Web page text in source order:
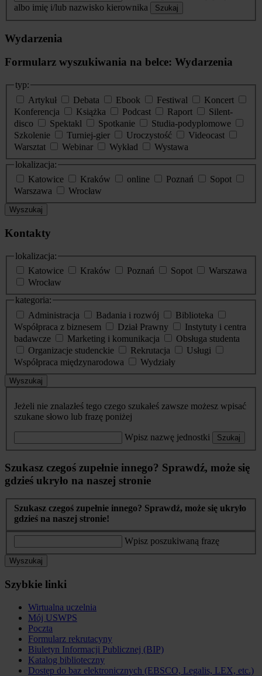
albo imię i/lub nazwisko kierownika
Szukaj
Wydarzenia
Formularz wyszukiwania na belce: Wydarzenia
typ:
Artykuł
Debata Ebook Festiwal
Koncert
Konferencja
Książka Podcast Raport
Silent-
disco
Spektakl Spotkanie
Studia-podyplomowe
Szkolenie
Turniej-gier Uroczystość
Videocast
Warsztat
Webinar Wykład
Wystawa
lokalizacja:
Katowice
Kraków online Poznań
Sopot
Warszawa
Wrocław
Wyszukaj
Kontakty
lokalizacja:
Katowice
Kraków Poznań Sopot
Warszawa
Wrocław
kategoria:
Administracja
Badania i rozwój
Biblioteka
Współpraca z biznesem
Dział Prawny
Instytuty i centra
badawcze
Marketing i komunikacja
Obsługa studenta
Organizacje studenckie
Rekrutacja
Usługi
Współpraca międzynarodowa
Wydziały
Wyszukaj
Jeżeli nie znalazłeś tego czego szukałeś zawsze możesz wpisać
szukane słowo lub frazę poniżej
Wpisz nazwę jednostki Szukaj
Szukasz czegoś zupełnie innego? Sprawdź, może się
gdzieś ukryło na naszej stronie
Szukasz czegoś zupełnie innego? Sprawdź, może się ukryło
gdzieś na naszej stronie!
Wpisz poszukiwaną frazę
Wyszukaj
Szybkie linki
Wirtualna uczelnia
Mój USWPS
Poczta
Formularz rekrutacyny
Biuletyn Informacji Publicznej (BIP)
Katalog biblioteczny
Dostęp do baz elektronicznych (EBSCO, Legalis, LEX, etc.)